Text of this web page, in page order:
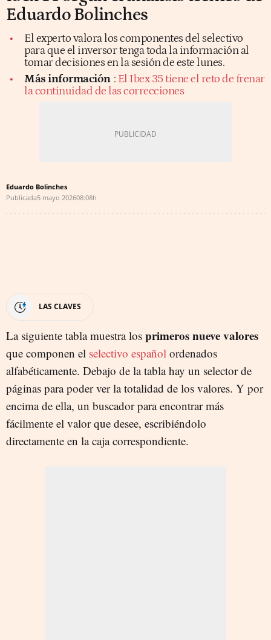
Eduardo Bolinches
El experto valora los componentes del selectivo
para que el inversor tenga toda la información al
tomar decisiones en la sesión de este lunes.
Más información : El Ibex 35 tiene el reto de frenar
la continuidad de las correcciones
Eduardo Bolinches
Publicada5 mayo 202608:08h
LAS CLAVES
La siguiente tabla muestra los primeros nueve valores
que componen el selectivo español ordenados
alfabéticamente. Debajo de la tabla hay un selector de
páginas para poder ver la totalidad de los valores. Y por
encima de ella, un buscador para encontrar más
fácilmente el valor que desee, escribiéndolo
directamente en la caja correspondiente.